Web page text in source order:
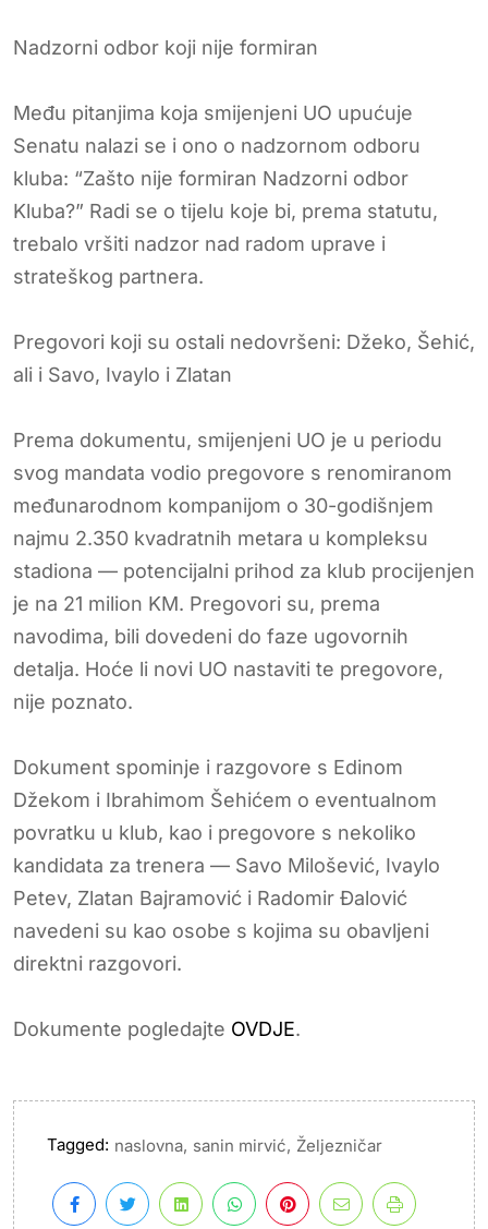
Nadzorni odbor koji nije formiran
Među pitanjima koja smijenjeni UO upućuje
Senatu nalazi se i ono o nadzornom odboru
kluba: “Zašto nije formiran Nadzorni odbor
Kluba?” Radi se o tijelu koje bi, prema statutu,
trebalo vršiti nadzor nad radom uprave i
strateškog partnera.
Pregovori koji su ostali nedovršeni: Džeko, Šehić,
ali i Savo, Ivaylo i Zlatan
Prema dokumentu, smijenjeni UO je u periodu
svog mandata vodio pregovore s renomiranom
međunarodnom kompanijom o 30-godišnjem
najmu 2.350 kvadratnih metara u kompleksu
stadiona — potencijalni prihod za klub procijenjen
je na 21 milion KM. Pregovori su, prema
navodima, bili dovedeni do faze ugovornih
detalja. Hoće li novi UO nastaviti te pregovore,
nije poznato.
Dokument spominje i razgovore s Edinom
Džekom i Ibrahimom Šehićem o eventualnom
povratku u klub, kao i pregovore s nekoliko
kandidata za trenera — Savo Milošević, Ivaylo
Petev, Zlatan Bajramović i Radomir Đalović
navedeni su kao osobe s kojima su obavljeni
direktni razgovori.
Dokumente pogledajte OVDJE.
Tagged: naslovna, sanin mirvić, Željezničar